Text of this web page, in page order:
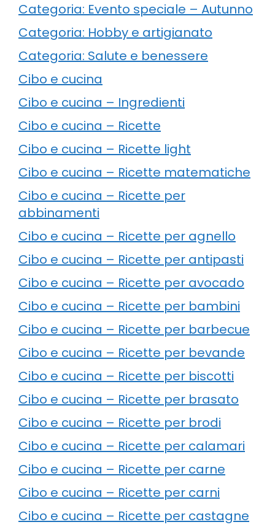
Categoria: Evento speciale – Autunno
Categoria: Hobby e artigianato
Categoria: Salute e benessere
Cibo e cucina
Cibo e cucina – Ingredienti
Cibo e cucina – Ricette
Cibo e cucina – Ricette light
Cibo e cucina – Ricette matematiche
Cibo e cucina – Ricette per
abbinamenti
Cibo e cucina – Ricette per agnello
Cibo e cucina – Ricette per antipasti
Cibo e cucina – Ricette per avocado
Cibo e cucina – Ricette per bambini
Cibo e cucina – Ricette per barbecue
Cibo e cucina – Ricette per bevande
Cibo e cucina – Ricette per biscotti
Cibo e cucina – Ricette per brasato
Cibo e cucina – Ricette per brodi
Cibo e cucina – Ricette per calamari
Cibo e cucina – Ricette per carne
Cibo e cucina – Ricette per carni
Cibo e cucina – Ricette per castagne